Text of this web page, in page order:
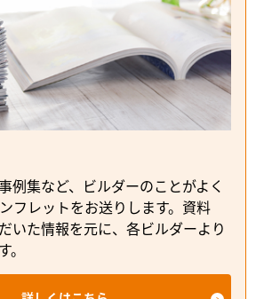
例集など、ビルダーのことがよく
フレットをお送りします。資料
いた情報を元に、各ビルダーより
。